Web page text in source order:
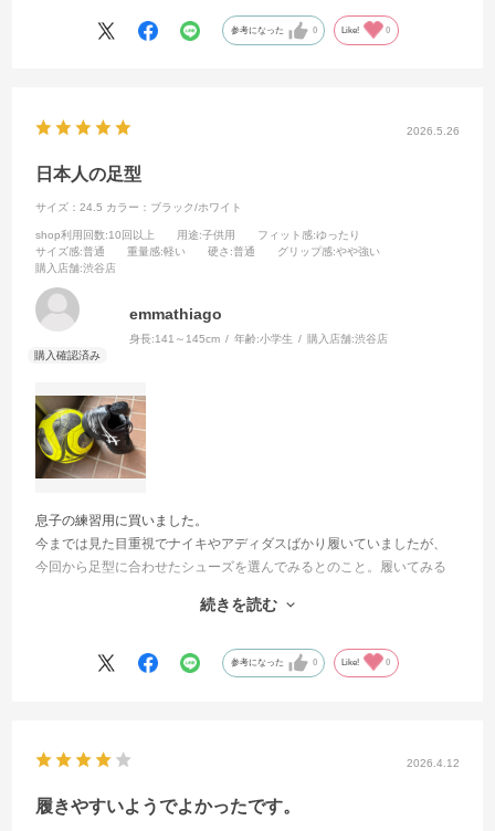
参考になった 0 Like! 0
2026.5.26
日本人の足型
サイズ：24.5 カラー：ブラック/ホワイト
shop利用回数:10回以上 用途:子供用 フィット感:ゆったり
サイズ感:普通 重量感:軽い 硬さ :普通 グリップ感:やや強い
購入店舗:渋谷店
emmathiago
身長:141～145cm 年齢:小学生 購入店舗:渋谷店
息子の練習用に買いました。
今までは見た目重視でナイキやアディダスばかり履いていましたが、
今回から足型に合わせたシューズを選んでみるとのこと。履いてみる
でさらに軽さも両立。グリップも以前に履いていた物よりも良く感じ
続きを読む
参考になった 0 Like! 0
2026.4.12
履きやすいようでよかったです。